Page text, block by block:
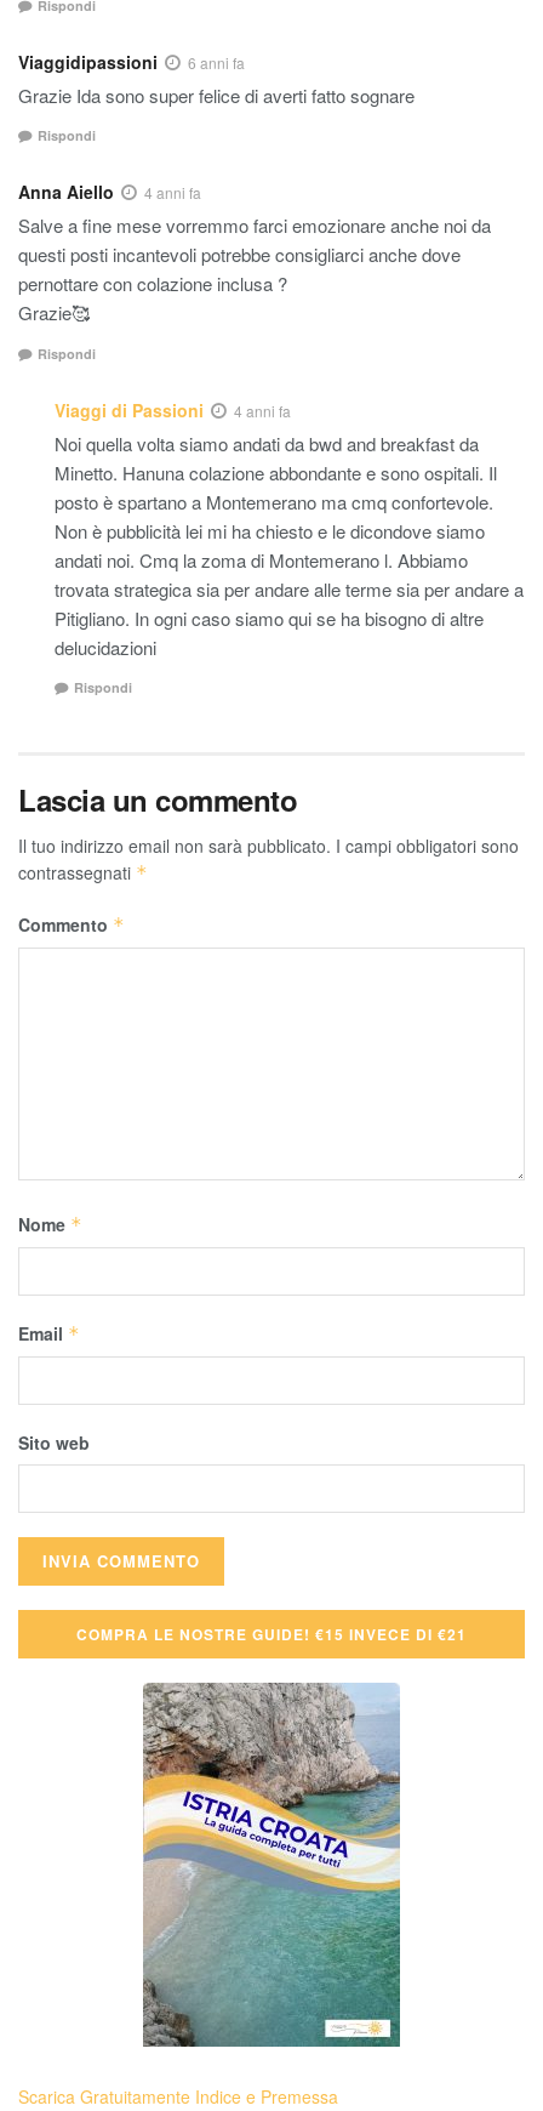
Rispondi
Viaggidipassioni 6 anni fa
Grazie Ida sono super felice di averti fatto sognare
Rispondi
Anna Aiello 4 anni fa
Salve a fine mese vorremmo farci emozionare anche noi da
questi posti incantevoli potrebbe consigliarci anche dove
pernottare con colazione inclusa ?
Grazie🥰
Rispondi
Viaggi di Passioni 4 anni fa
Noi quella volta siamo andati da bwd and breakfast da
Minetto. Hanuna colazione abbondante e sono ospitali. Il
posto è spartano a Montemerano ma cmq confortevole.
Non è pubblicità lei mi ha chiesto e le dicondove siamo
andati noi. Cmq la zoma di Montemerano l. Abbiamo
trovata strategica sia per andare alle terme sia per andare a
Pitigliano. In ogni caso siamo qui se ha bisogno di altre
delucidazioni
Rispondi
Lascia un commento
Il tuo indirizzo email non sarà pubblicato. I campi obbligatori sono
contrassegnati *
Commento *
Nome *
Email *
Sito web
COMPRA LE NOSTRE GUIDE! €15 INVECE DI €21
Scarica Gratuitamente Indice e Premessa